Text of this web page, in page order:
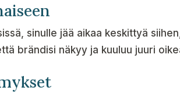
sinulle jää aikaa keskittyä
brändisi näkyy ja kuuluu juuri